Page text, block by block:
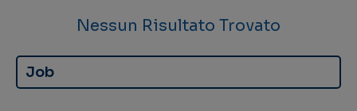
Nessun Risultato Trovato
Job